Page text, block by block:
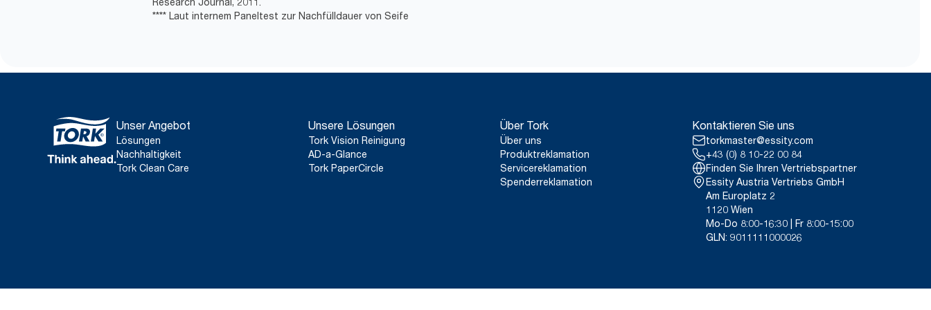
Gemäß EECS zertifizierte erneuerbare Elektrizität mit Ursprungszertifikat.
**** Laut internem Paneltest zur Nachfülldauer von Seife
Unser Angebot
Lösungen
Nachhaltigkeit
Tork Clean Care
Unsere Lösungen
Tork Vision Reinigung
AD-a-Glance
Tork PaperCircle
Über Tork
Über uns
Produktreklamation
Servicereklamation
Spenderreklamation
Kontaktieren Sie uns
torkmaster@essity.com
+43 (0) 8 10-22 00 84
Finden Sie Ihren Vertriebspartner
Essity Austria Vertriebs GmbH
Am Europlatz 2
1120 Wien
Mo-Do 8:00-16:30 | Fr 8:00-15:00
GLN: 9011111000026